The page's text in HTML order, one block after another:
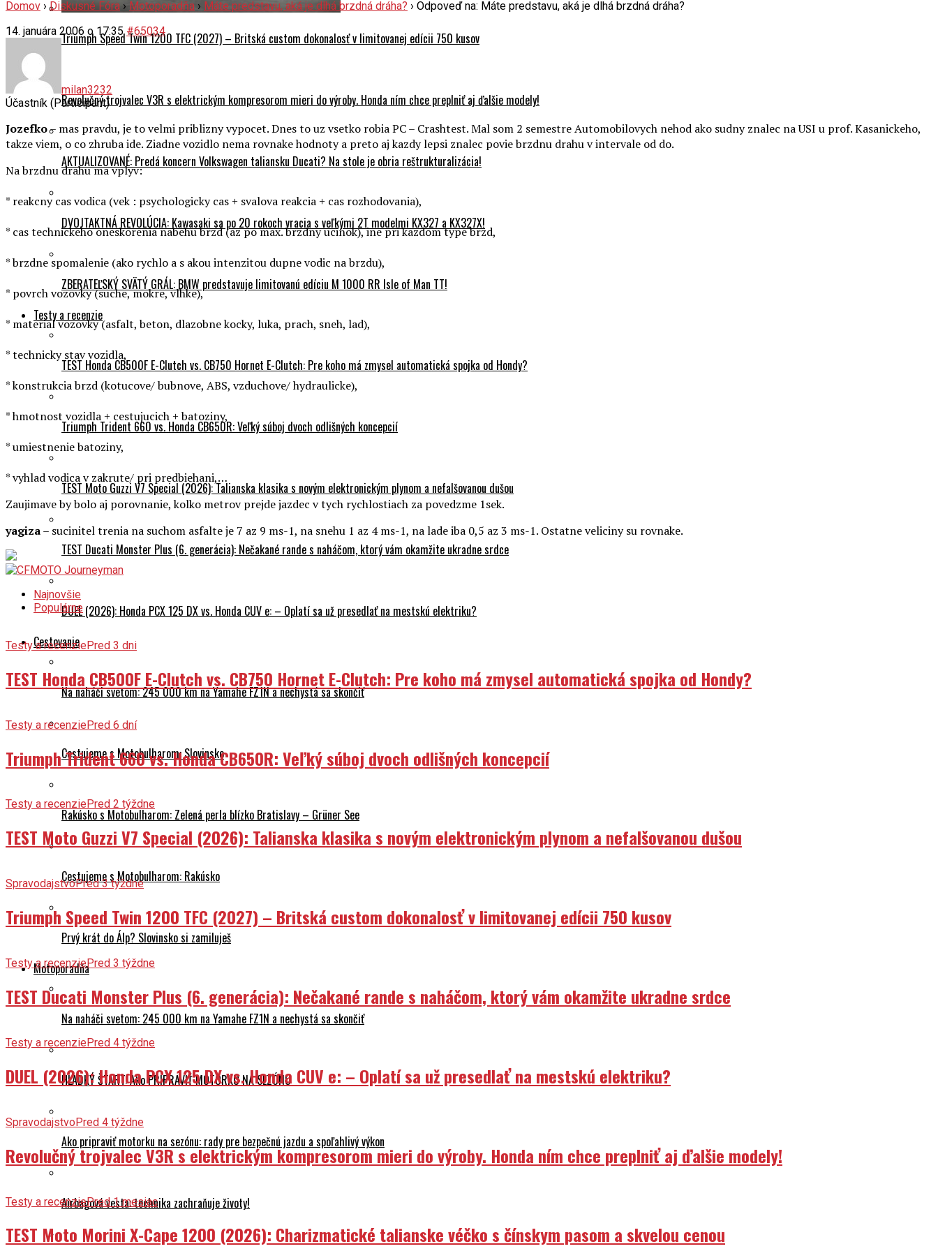
Triumph Speed Twin 1200 TFC (2027) – Britská custom dokonalosť v limitovanej edícii 750 kusov
Revolučný trojvalec V3R s elektrickým kompresorom mieri do výroby. Honda ním chce preplniť aj ďalšie modely!
AKTUALIZOVANÉ: Predá koncern Volkswagen taliansku Ducati? Na stole je obria reštrukturalizácia!
DVOJTAKTNÁ REVOLÚCIA: Kawasaki sa po 20 rokoch vracia s veľkými 2T modelmi KX327 a KX327X!
ZBERATEĽSKÝ SVÄTÝ GRÁL: BMW predstavuje limitovanú edíciu M 1000 RR Isle of Man TT!
Testy a recenzie
TEST Honda CB500F E-Clutch vs. CB750 Hornet E-Clutch: Pre koho má zmysel automatická spojka od Hondy?
Triumph Trident 660 vs. Honda CB650R: Veľký súboj dvoch odlišných koncepcií
TEST Moto Guzzi V7 Special (2026): Talianska klasika s novým elektronickým plynom a nefalšovanou dušou
TEST Ducati Monster Plus (6. generácia): Nečakané rande s naháčom, ktorý vám okamžite ukradne srdce
DUEL (2026): Honda PCX 125 DX vs. Honda CUV e: – Oplatí sa už presedlať na mestskú elektriku?
Cestovanie
Na naháči svetom: 245 000 km na Yamahe FZ1N a nechystá sa skončiť
Cestujeme s Motobulharom: Slovinsko
Rakúsko s Motobulharom: Zelená perla blízko Bratislavy – Grüner See
Cestujeme s Motobulharom: Rakúsko
Prvý krát do Álp? Slovinsko si zamiluješ
Motoporadňa
Na naháči svetom: 245 000 km na Yamahe FZ1N a nechystá sa skončiť
HLADKÝ ŠTART: Ako PRIPRAVIŤ MOTORKU NA SEZÓNU
Ako pripraviť motorku na sezónu: rady pre bezpečnú jazdu a spoľahlivý výkon
Airbagová vesta: technika zachraňuje životy!
Domov › Diskusné Fóra › Motoporadňa › Máte predstavu, aká je dlhá brzdná dráha? › Odpoveď na: Máte predstavu, aká je dlhá brzdná dráha?
14. januára 2006 o 17:35 #65034
milan3232
Účastník (Participant)
Jozefko– mas pravdu, je to velmi priblizny vypocet. Dnes to uz vsetko robia PC – Crashtest. Mal som 2 semestre Automobilovych nehod ako sudny znalec na USI u prof. Kasanickeho,
takze viem, o co zhruba ide. Ziadne vozidlo nema rovnake hodnoty a preto aj kazdy lepsi znalec povie brzdnu drahu v intervale od do.
Na brzdnu drahu ma vplyv:
* reakcny cas vodica (vek : psychologicky cas + svalova reakcia + cas rozhodovania),
* cas technickeho oneskorenia nabehu brzd (az po max. brzdny ucinok), ine pri kazdom type brzd,
* brzdne spomalenie (ako rychlo a s akou intenzitou dupne vodic na brzdu),
* povrch vozovky (suche, mokre, vlhke),
* material vozovky (asfalt, beton, dlazobne kocky, luka, prach, sneh, lad),
* technicky stav vozidla,
* konstrukcia brzd (kotucove/ bubnove, ABS, vzduchove/ hydraulicke),
* hmotnost vozidla + cestujucich + batoziny,
* umiestnenie batoziny,
* vyhlad vodica v zakrute/ pri predbiehani,…
Zaujimave by bolo aj porovnanie, kolko metrov prejde jazdec v tych rychlostiach za povedzme 1sek.
yagiza– sucinitel trenia na suchom asfalte je 7 az 9 ms-1, na snehu 1 az 4 ms-1, na lade iba 0,5 az 3 ms-1. Ostatne veliciny su rovnake.
Najnovšie
Populárne
Testy a recenziePred 3 dni
TEST Honda CB500F E-Clutch vs. CB750 Hornet E-Clutch: Pre koho má zmysel automatická spojka od Hondy?
Testy a recenziePred 6 dní
Triumph Trident 660 vs. Honda CB650R: Veľký súboj dvoch odlišných koncepcií
Testy a recenziePred 2 týždne
TEST Moto Guzzi V7 Special (2026): Talianska klasika s novým elektronickým plynom a nefalšovanou dušou
SpravodajstvoPred 3 týždne
Triumph Speed Twin 1200 TFC (2027) – Britská custom dokonalosť v limitovanej edícii 750 kusov
Testy a recenziePred 3 týždne
TEST Ducati Monster Plus (6. generácia): Nečakané rande s naháčom, ktorý vám okamžite ukradne srdce
Testy a recenziePred 4 týždne
DUEL (2026): Honda PCX 125 DX vs. Honda CUV e: – Oplatí sa už presedlať na mestskú elektriku?
SpravodajstvoPred 4 týždne
Revolučný trojvalec V3R s elektrickým kompresorom mieri do výroby. Honda ním chce preplniť aj ďalšie modely!
Testy a recenziePred 1 mesiac
TEST Moto Morini X-Cape 1200 (2026): Charizmatické talianske véčko s čínskym pasom a skvelou cenou